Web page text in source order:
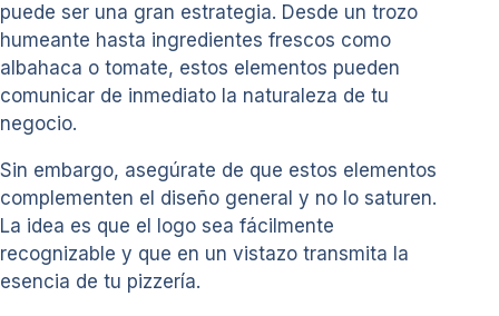
puede ser una gran estrategia. Desde un trozo
humeante hasta ingredientes frescos como
albahaca o tomate, estos elementos pueden
comunicar de inmediato la naturaleza de tu
negocio.
Sin embargo, asegúrate de que estos elementos
complementen el diseño general y no lo saturen.
La idea es que el logo sea fácilmente
recognizable y que en un vistazo transmita la
esencia de tu pizzería.